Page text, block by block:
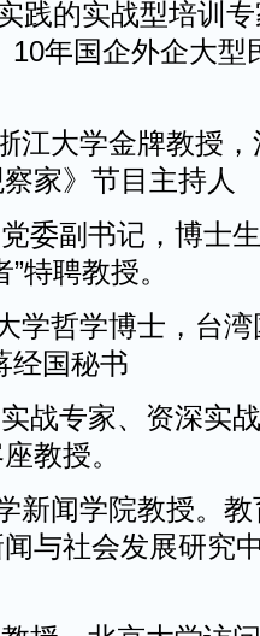
践的实战型培训
10年国企外企大型
江大学金牌教授
家》节目主持人
委副书记，博士
特聘教授。
学哲学博士，台
经国秘书
战专家、资深实
教授。
新闻学院教授。
与社会发展研究